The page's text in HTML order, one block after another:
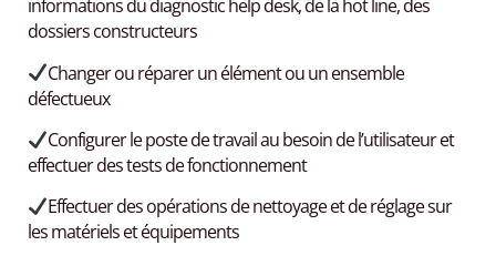
informations du diagnostic help desk, de la hot line, des
dossiers constructeurs
Changer ou réparer un élément ou un ensemble
défectueux
Configurer le poste de travail au besoin de l’utilisateur et
effectuer des tests de fonctionnement
Effectuer des opérations de nettoyage et de réglage sur
les matériels et équipements